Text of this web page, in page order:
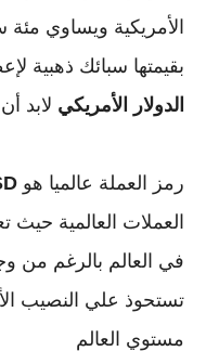
الأمريكية ويساوي
بقيمتها سبائك ذهبية
الدولار الأمريكي لابد
رمز العملة عالميا هو
العملات العالمية حيث
في العالم بالرغم من
تستحوذ علي النصيب
مستوي العالم